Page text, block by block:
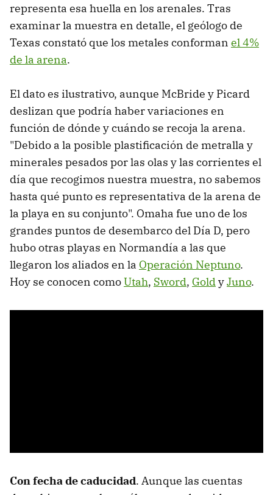
representa esa huella en los arenales. Tras
examinar la muestra en detalle, el geólogo de
Texas constató que los metales conforman el 4%
de la arena.
El dato es ilustrativo, aunque McBride y Picard
deslizan que podría haber variaciones en
función de dónde y cuándo se recoja la arena.
"Debido a la posible plastificación de metralla y
minerales pesados por las olas y las corrientes el
día que recogimos nuestra muestra, no sabemos
hasta qué punto es representativa de la arena de
la playa en su conjunto". Omaha fue uno de los
grandes puntos de desembarco del Día D, pero
hubo otras playas en Normandía a las que
llegaron los aliados en la Operación Neptuno.
Hoy se conocen comoUtah, Sword, GoldyJuno.
Con fecha de caducidad. Aunque las cuentas